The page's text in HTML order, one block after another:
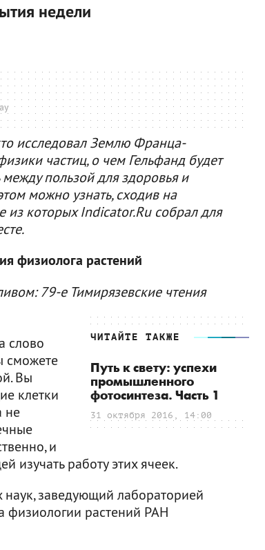
недели
исследовал Землю Франца-
частиц, о чем Гельфанд будет
пользой для здоровья и
можно узнать, сходив на
из которых Indicator.Ru собрал для
физиолога растений
79-е Тимирязевские чтения
ЧИТАЙТЕ ТАКЖЕ
Путь к свету: успехи
промышленного
фотосинтеза. Часть 1
31 октября 2016, 14:00
слово
сможете
Вы
клетки
не
и
изучать работу этих ячеек.
заведующий лабораторией
физиологии растений РАН